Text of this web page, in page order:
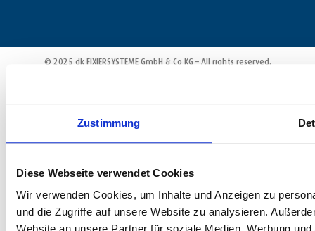
Zustimmung
Diese Webseite verwendet Cookies
Wir verwenden Cookies, um Inhalte und Anzeigen zu
und die Zugriffe auf unsere Website zu analysieren.
© 2025 dk FIXIERSYSTEME GmbH & Co KG – All rights reserved.